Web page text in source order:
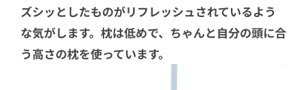
ズシッとしたものがリフレッシュされているよう
な気がします。枕は低めで、ちゃんと自分の頭に合
う高さの枕を使っています。